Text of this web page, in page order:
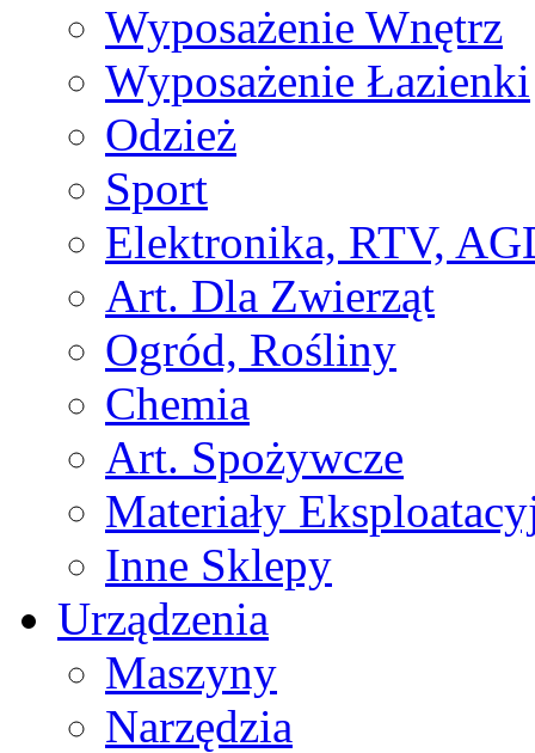
Wyposażenie Wnętrz
Wyposażenie Łazienki
Odzież
Sport
Elektronika, RTV,
Art. Dla Zwierząt
Ogród, Rośliny
Chemia
Art. Spożywcze
Materiały
Inne Sklepy
Urządzenia
Maszyny
Narzędzia